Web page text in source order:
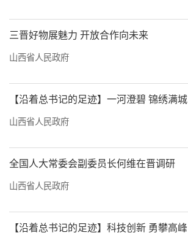
三晋好物展魅力 开放合作向未来
山西省人民政府
【沿着总书记的足迹】一河澄碧 锦绣满城
山西省人民政府
全国人大常委会副委员长何维在晋调研
山西省人民政府
【沿着总书记的足迹】科技创新 勇攀高峰